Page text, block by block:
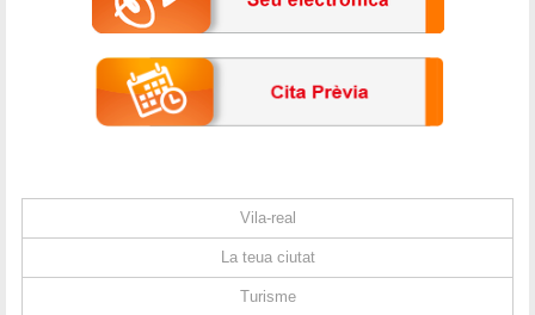
Vila-real
La teua ciutat
Turisme